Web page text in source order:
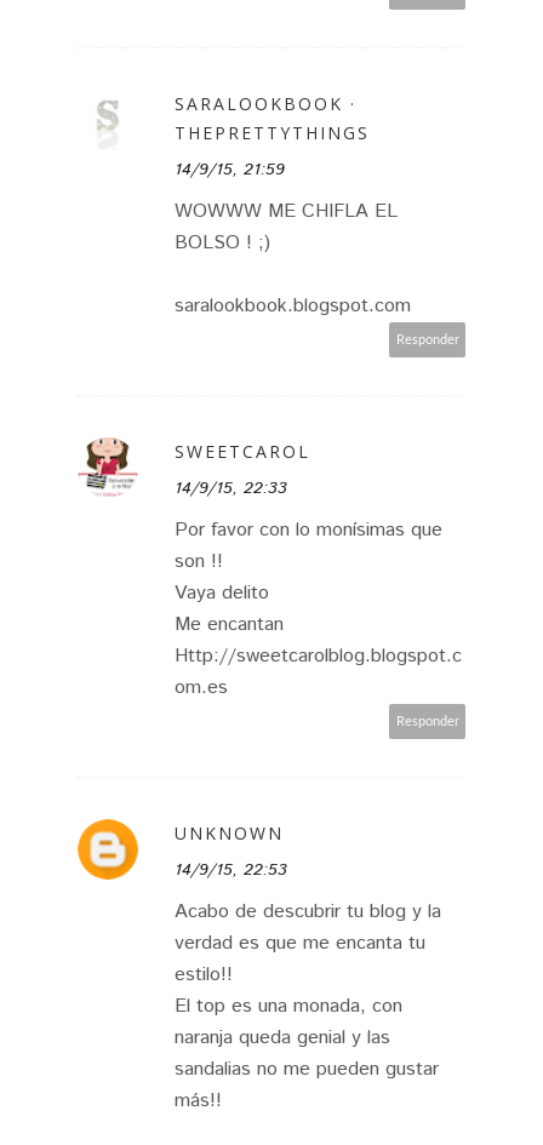
SARALOOKBOOK ·
THEPRETTYTHINGS
14/9/15, 21:59
WOWWW ME CHIFLA EL
BOLSO ! ;)
saralookbook.blogspot.com
Responder
SWEETCAROL
14/9/15, 22:33
Por favor con lo monísimas que
son !!
Vaya delito
Me encantan
Http://sweetcarolblog.blogspot.c
om.es
Responder
UNKNOWN
14/9/15, 22:53
Acabo de descubrir tu blog y la
verdad es que me encanta tu
estilo!!
El top es una monada, con
naranja queda genial y las
sandalias no me pueden gustar
más!!